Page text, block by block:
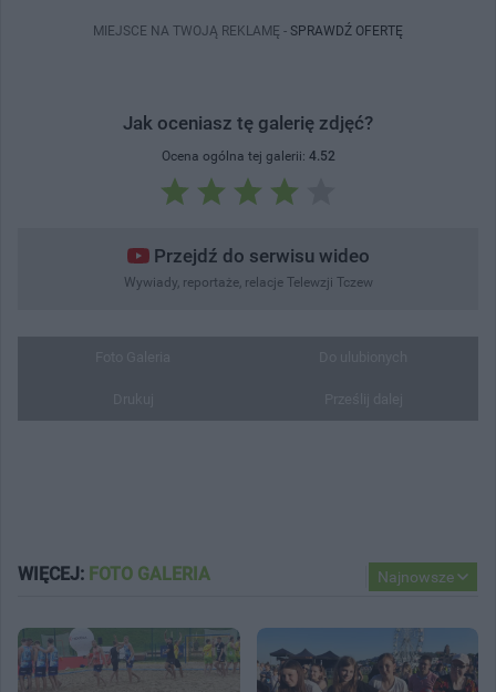
MIEJSCE NA TWOJĄ REKLAMĘ - SPRAWDŹ OFERTĘ
Jak oceniasz tę galerię zdjęć?
Ocena ogólna tej galerii: 4.52
Przejdź do serwisu wideo
Wywiady, reportaże, relacje Telewzji Tczew
Najnowsze
WIĘCEJ: FOTO GALERIA